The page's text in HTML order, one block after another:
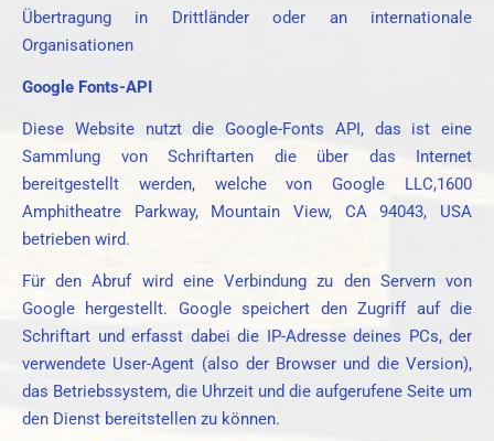
Übertragung in Drittländer oder an internationale
Organisationen
Google Fonts-API
Diese Website nutzt die Google-Fonts API, das ist eine
Sammlung von Schriftarten die über das Internet
bereitgestellt werden, welche von Google LLC,1600
Amphitheatre Parkway, Mountain View, CA 94043, USA
betrieben wird.
Für den Abruf wird eine Verbindung zu den Servern von
Google hergestellt. Google speichert den Zugriff auf die
Schriftart und erfasst dabei die IP-Adresse deines PCs, der
verwendete User-Agent (also der Browser und die Version),
das Betriebssystem, die Uhrzeit und die aufgerufene Seite um
den Dienst bereitstellen zu können.